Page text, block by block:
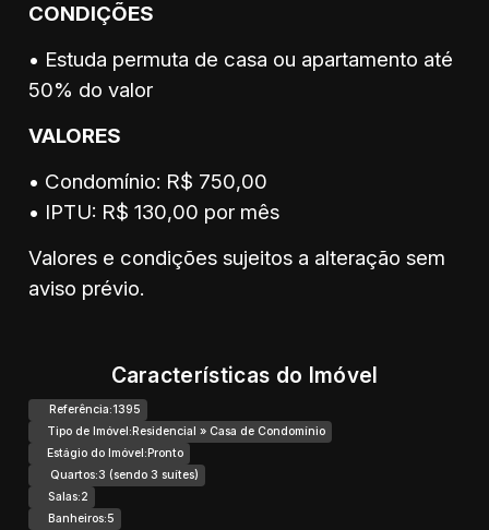
CONDIÇÕES
• Estuda permuta de casa ou apartamento até
50% do valor
VALORES
• Condomínio: R$ 750,00
• IPTU: R$ 130,00 por mês
Valores e condições sujeitos a alteração sem
aviso prévio.
Características do Imóvel
Referência:1395
Tipo de Imóvel:Residencial » Casa de Condomínio
Estágio do Imóvel:Pronto
Quartos:3 (sendo 3 suítes)
Salas:2
Banheiros:5